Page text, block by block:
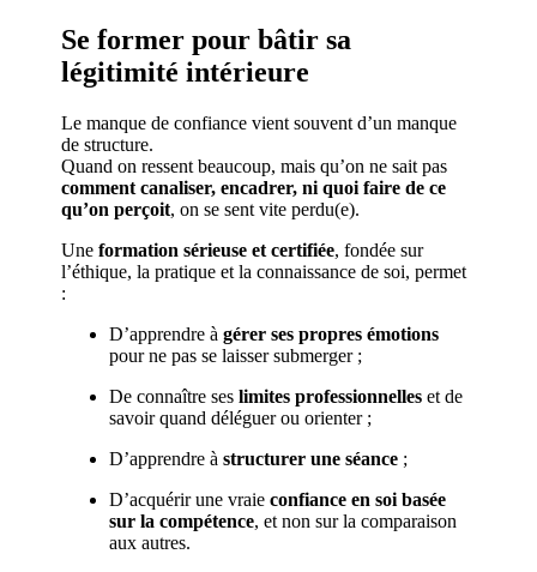
Se former pour bâtir sa
légitimité intérieure
Le manque de confiance vient souvent d’un manque
de structure.
Quand on ressent beaucoup, mais qu’on ne sait pas
comment canaliser, encadrer, ni quoi faire de ce
qu’on perçoit, on se sent vite perdu(e).
Uneformation sérieuse et certifiée, fondée sur
l’éthique, la pratique et la connaissance de soi, permet
:
D’apprendre àgérer ses propres émotions
pour ne pas se laisser submerger ;
De connaître seslimites professionnelles et de
savoir quand déléguer ou orienter ;
D’apprendre àstructurer une séance ;
D’acquérir une vraieconfiance en soi basée
sur la compétence, et non sur la comparaison
aux autres.